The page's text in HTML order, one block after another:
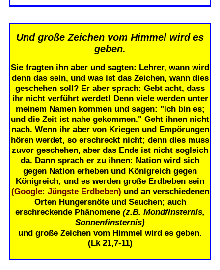
Und große Zeichen vom Himmel wird es
geben.
Sie fragten ihn aber und sagten: Lehrer, wann wird
denn das sein, und was ist das Zeichen, wann dies
geschehen soll? Er aber sprach: Gebt acht, dass
ihr nicht verführt werdet! Denn viele werden unter
meinem Namen kommen und sagen: "Ich bin es;
und die Zeit ist nahe gekommen." Geht ihnen nicht
nach. Wenn ihr aber von Kriegen und Empörungen
hören werdet, so erschreckt nicht; denn dies muss
zuvor geschehen, aber das Ende ist nicht sogleich
da. Dann sprach er zu ihnen: Nation wird sich
gegen Nation erheben und Königreich gegen
Königreich; und es werden große Erdbeben sein
(Google: Jüngste Erdbeben) und an verschiedenen
Orten Hungersnöte und Seuchen; auch
erschreckende Phänomene (z.B. Mondfinsternis,
Sonnenfinsternis)
und große Zeichen vom Himmel wird es geben.
(Lk 21,7-11)